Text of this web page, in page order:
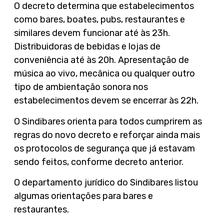
O decreto determina que estabelecimentos
como bares, boates, pubs, restaurantes e
similares devem funcionar até às 23h.
Distribuidoras de bebidas e lojas de
conveniência até às 20h. Apresentação de
música ao vivo, mecânica ou qualquer outro
tipo de ambientação sonora nos
estabelecimentos devem se encerrar às 22h.
O Sindibares orienta para todos cumprirem as
regras do novo decreto e reforçar ainda mais
os protocolos de segurança que já estavam
sendo feitos, conforme decreto anterior.
O departamento jurídico do Sindibares listou
algumas orientações para bares e
restaurantes.